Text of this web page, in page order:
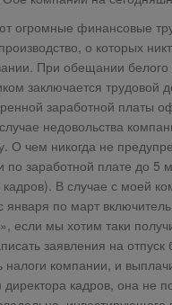
огромные финансовые
о которых
При обещании
заключается трудовой
заработной платы
недовольства
О чем никогда не
по заработной плате до 5
кадров). В случае с моей
января по март
если мы хотим таки
заявления на
налоги компании, и
кадров, она не